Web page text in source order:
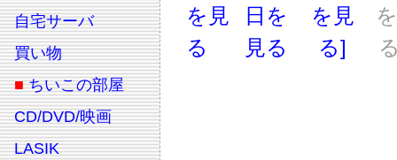
自宅サーバ
買い物
■ ちいこの部屋
CD/DVD/映画
LASIK
を見
る
日を
見る
を見
る]